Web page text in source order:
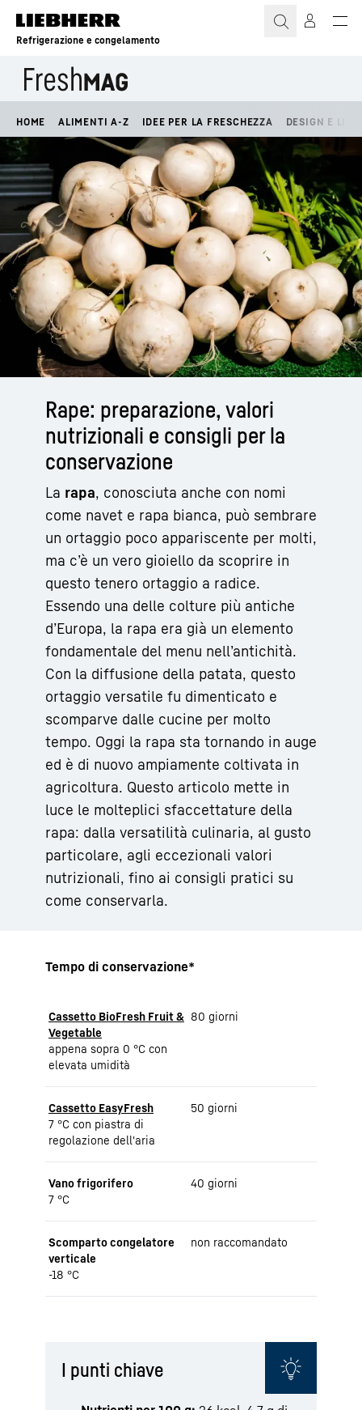
Refrigerazione e congelamento
HOME ALIMENTI A-Z IDEE PER LA FRESCHEZZA DESIGN E
Rape: preparazione, valori
nutrizionali e consigli per la
conservazione
La rapa, conosciuta anche con nomi
come navet e rapa bianca, può sembrare
un ortaggio poco appariscente per molti,
ma c’è un vero gioiello da scoprire in
questo tenero ortaggio a radice.
Essendo una delle colture più antiche
d’Europa, la rapa era già un elemento
fondamentale del menu nell’antichità.
Con la diffusione della patata, questo
ortaggio versatile fu dimenticato e
scomparve dalle cucine per molto
tempo. Oggi la rapa sta tornando in auge
ed è di nuovo ampiamente coltivata in
agricoltura. Questo articolo mette in
luce le molteplici sfaccettature della
rapa: dalla versatilità culinaria, al gusto
particolare, agli eccezionali valori
nutrizionali, fino ai consigli pratici su
come conservarla.
Tempo di conservazione*
Cassetto BioFresh Fruit &
Vegetable
appena sopra 0 °C con
elevata umidità
80 giorni
Cassetto EasyFresh
7 °C con piastra di
regolazione dell'aria
50 giorni
Vano frigorifero
7 °C
40 giorni
Scomparto congelatore
verticale
-18 °C
non raccomandato
I punti chiave